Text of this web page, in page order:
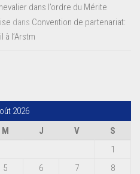
dans l’ordre du Mérite
dans Convention de partenariat:
à l’Arstm
2026
M J V
S
1
5 6 7
8